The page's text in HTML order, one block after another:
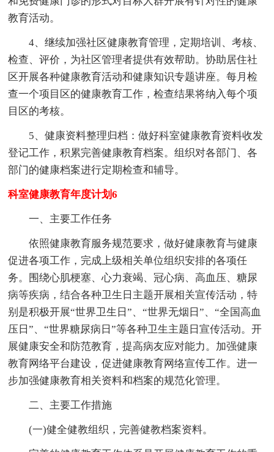
教育活动。
4、继续加强社区健康教育管理，定期培训、考核、
检查、评价，为社区管理者提供有效帮助。协助居住社
区开展各种健康教育活动和健康知识专题讲座。每月检
查一个项目区的健康教育工作，检查结果将纳入每个项
目区的考核。
5、健康资料整理归档：做好科室健康教育资料收发
登记工作，积累完善健康教育档案。组织对各部门、各
部门的健康档案进行定期检查和辅导。
科室健康教育年度计划6
一、主要工作任务
依照健康教育服务规范要求，做好健康教育与健康
促进各项工作，完成上级相关单位组织安排的各项任
务。围绕心肌梗塞、心力衰竭、冠心病、高血压、糖尿
病等疾病，结合各种卫生日主题开展相关宣传活动，特
别是积极开展“世界卫生日”、“世界无烟日”、“全国高血
压日”、“世界糖尿病日”等各种卫生主题日宣传活动。开
展健康安全和防范教育，提高病友应对能力。加强健康
教育网络平台建设，促进健康教育网络宣传工作。进一
步加强健康教育相关资料和档案的规范化管理。
二、主要工作措施
(一)健全健教组织，完善健教档案资料。